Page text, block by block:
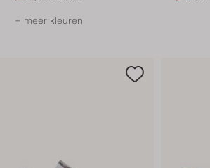
+ meer kleuren